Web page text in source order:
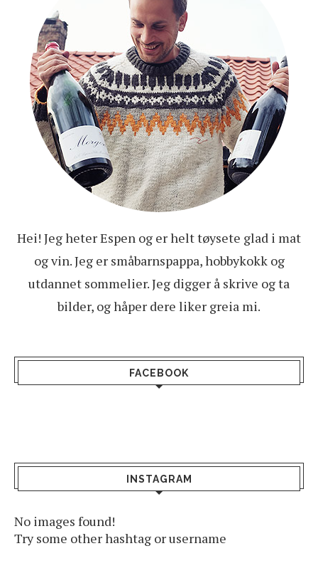
Hei! Jeg heter Espen og er helt tøysete glad i mat
og vin. Jeg er småbarnspappa, hobbykokk og
utdannet sommelier. Jeg digger å skrive og ta
bilder, og håper dere liker greia mi.
FACEBOOK
INSTAGRAM
No images found!
Try some other hashtag or username